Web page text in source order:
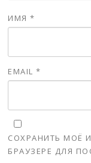
ИМЯ*
EMAIL*
СОХРАНИТЬ МОЁ
БРАУЗЕРЕ ДЛЯ